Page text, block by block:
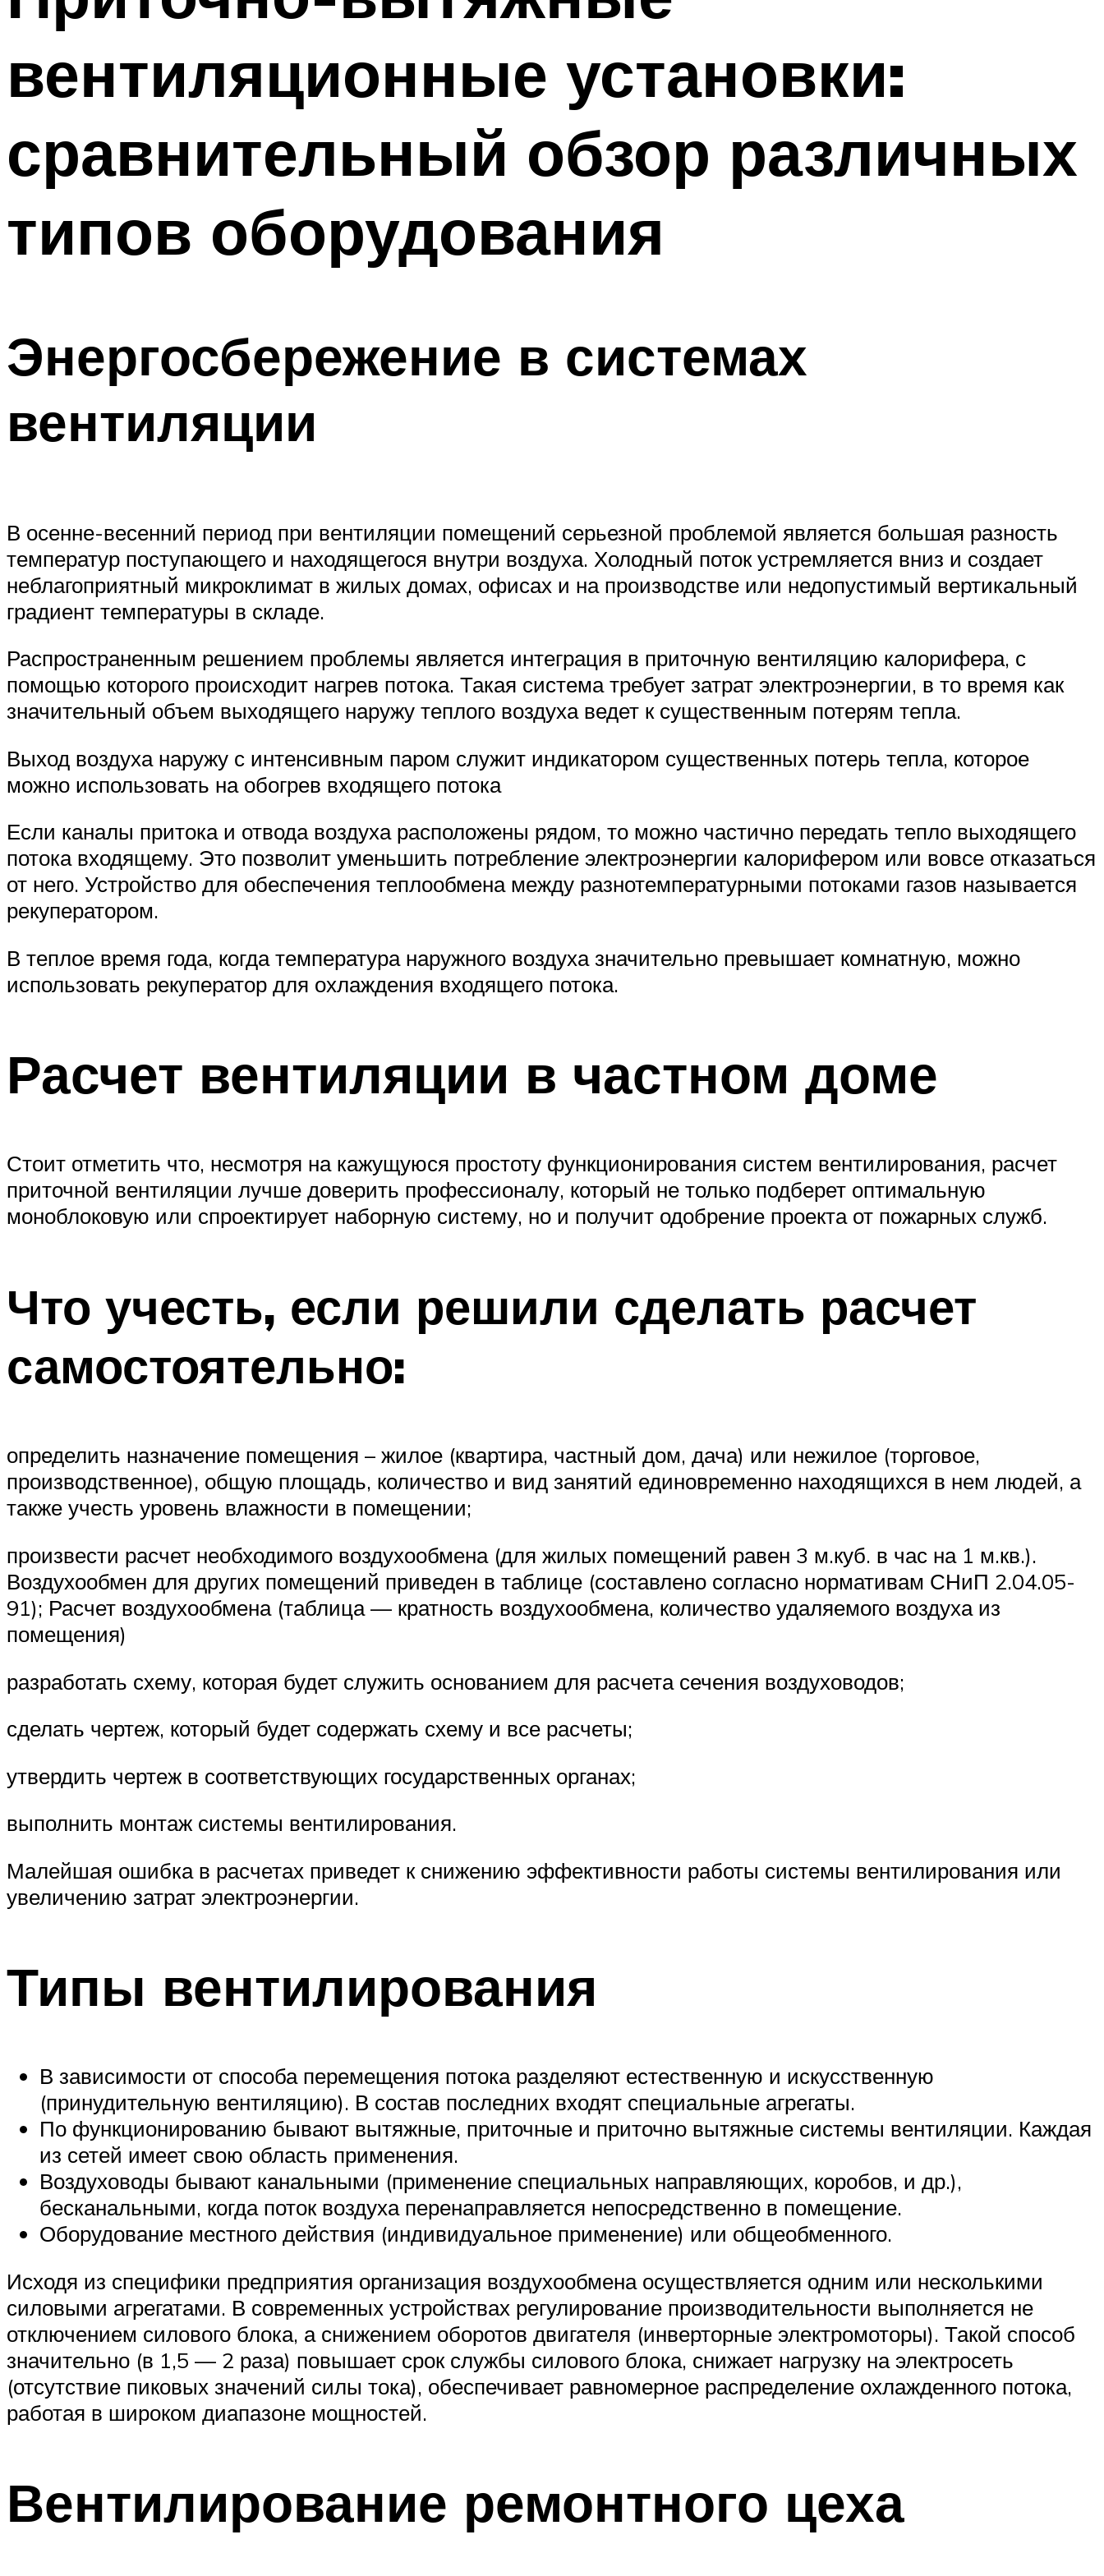
вентиляционные установки:
сравнительный обзор различных
типов оборудования
Энергосбережение в системах
вентиляции
В осенне-весенний период при вентиляции помещений серьезной проблемой является большая разность
температур поступающего и находящегося внутри воздуха. Холодный поток устремляется вниз и создает
неблагоприятный микроклимат в жилых домах, офисах и на производстве или недопустимый вертикальный
градиент температуры в складе.
Распространенным решением проблемы является интеграция в приточную вентиляцию калорифера, с
помощью которого происходит нагрев потока. Такая система требует затрат электроэнергии, в то время как
значительный объем выходящего наружу теплого воздуха ведет к существенным потерям тепла.
Выход воздуха наружу с интенсивным паром служит индикатором существенных потерь тепла, которое
можно использовать на обогрев входящего потока
Если каналы притока и отвода воздуха расположены рядом, то можно частично передать тепло выходящего
потока входящему. Это позволит уменьшить потребление электроэнергии калорифером или вовсе отказаться
от него. Устройство для обеспечения теплообмена между разнотемпературными потоками газов называется
рекуператором.
В теплое время года, когда температура наружного воздуха значительно превышает комнатную, можно
использовать рекуператор для охлаждения входящего потока.
Расчет вентиляции в частном доме
Стоит отметить что, несмотря на кажущуюся простоту функционирования систем вентилирования, расчет
приточной вентиляции лучше доверить профессионалу, который не только подберет оптимальную
моноблоковую или спроектирует наборную систему, но и получит одобрение проекта от пожарных служб.
Что учесть, если решили сделать расчет
самостоятельно:
определить назначение помещения – жилое (квартира, частный дом, дача) или нежилое (торговое,
производственное), общую площадь, количество и вид занятий единовременно находящихся в нем людей, а
также учесть уровень влажности в помещении;
произвести расчет необходимого воздухообмена (для жилых помещений равен 3 м.куб. в час на 1 м.кв.).
Воздухообмен для других помещений приведен в таблице (составлено согласно нормативам СНиП 2.04.05-
91); Расчет воздухообмена (таблица — кратность воздухообмена, количество удаляемого воздуха из
помещения)
разработать схему, которая будет служить основанием для расчета сечения воздуховодов;
сделать чертеж, который будет содержать схему и все расчеты;
утвердить чертеж в соответствующих государственных органах;
выполнить монтаж системы вентилирования.
Малейшая ошибка в расчетах приведет к снижению эффективности работы системы вентилирования или
увеличению затрат электроэнергии.
Типы вентилирования
В зависимости от способа перемещения потока разделяют естественную и искусственную
(принудительную вентиляцию). В состав последних входят специальные агрегаты.
По функционированию бывают вытяжные, приточные и приточно вытяжные системы вентиляции. Каждая
из сетей имеет свою область применения.
Воздуховоды бывают канальными (применение специальных направляющих, коробов, и др.),
бесканальными, когда поток воздуха перенаправляется непосредственно в помещение.
Оборудование местного действия (индивидуальное применение) или общеобменного.
Исходя из специфики предприятия организация воздухообмена осуществляется одним или несколькими
силовыми агрегатами. В современных устройствах регулирование производительности выполняется не
отключением силового блока, а снижением оборотов двигателя (инверторные электромоторы). Такой способ
значительно (в 1,5 — 2 раза) повышает срок службы силового блока, снижает нагрузку на электросеть
(отсутствие пиковых значений силы тока), обеспечивает равномерное распределение охлажденного потока,
работая в широком диапазоне мощностей.
Вентилирование ремонтного цеха